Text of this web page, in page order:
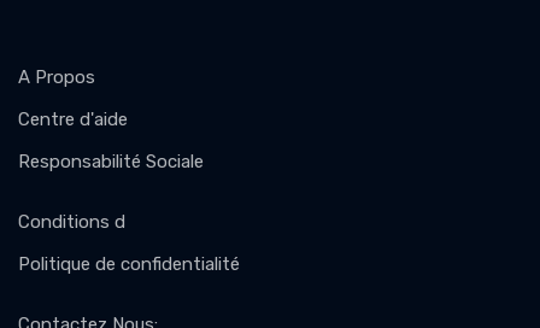
A Propos
Centre d'aide
Responsabilité Sociale
Conditions d
Politique de confidentialité